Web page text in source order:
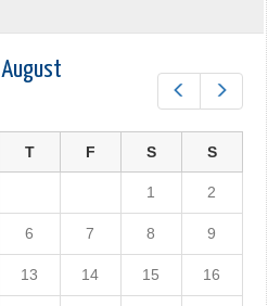
August
T F S S
1 2
6 7 8 9
13 14 15 16